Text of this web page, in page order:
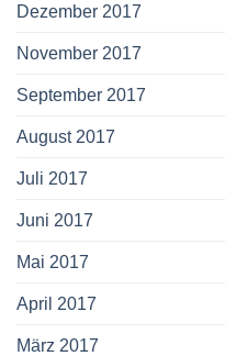
Dezember 2017
November 2017
September 2017
August 2017
Juli 2017
Juni 2017
Mai 2017
April 2017
März 2017